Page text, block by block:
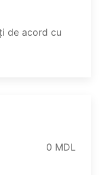
de acord cu
0 MDL